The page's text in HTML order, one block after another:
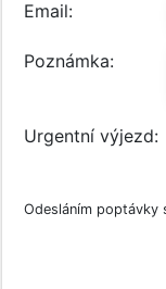
Email
Poznámka
Urgentní výjezd
Odesláním poptávky